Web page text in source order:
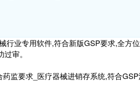
行业专用软件,符合新版GSP要求,全方
审。
监要求_医疗器械进销存系统,符合